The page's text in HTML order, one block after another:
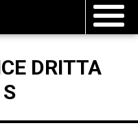
DRITTA